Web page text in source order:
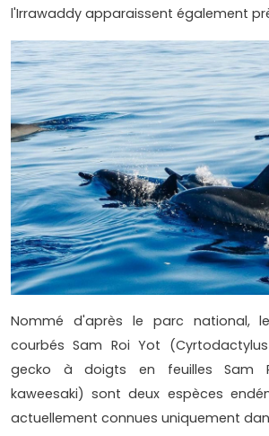
l'Irrawaddy apparaissent également
Nommé d'après le parc national,
courbés Sam Roi Yot
gecko à doigts en feuilles Sam
kaweesaki) sont deux espèces
actuellement connues uniquement